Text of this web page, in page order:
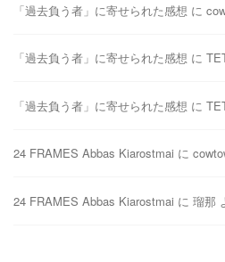
「過去負う者」に寄せられた感想 に
「過去負う者」に寄せられた感想 に
「過去負う者」に寄せられた感想 に
24 FRAMES Abbas Kiarostmai に
24 FRAMES Abbas Kiarostmai に 瑠那